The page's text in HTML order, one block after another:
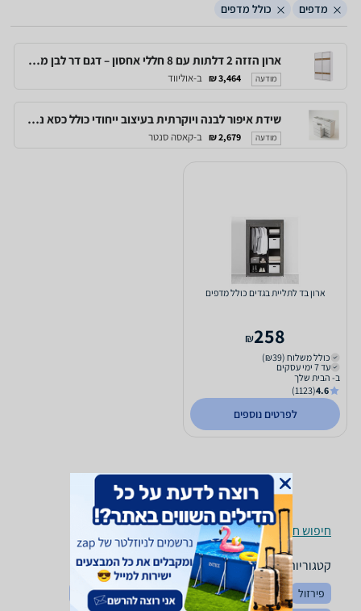
מדפים כולל מדפים
ארון הזזה 2 דלתות עם 8 חללי אחסון – דגם דר לבן מבוקע - new
מודעה 3,464 ₪ ב-אוליווד
שידת איפור לבנה ויוקרתית בעיצוב ייחודי כולל כסא נשלף ומגירות אחסון דגם אמריקה
מודעה 2,679 ₪ ב-קאסה סנטר
ארון בד לתליית בגדים כולל מדפים
258
₪
כולל משלוח (₪39)
עד 7 ימי עסקים
ב- הבית שלך
4.6
(1123)
לפרטים נוספים
חיפוש חנויות ארונות בגדים, שידות וכונניות לפי עיר
קטגוריות משלימות
פירזול ארונות אמבטיה חדרי שינה
מוצרי עיצוב לבית